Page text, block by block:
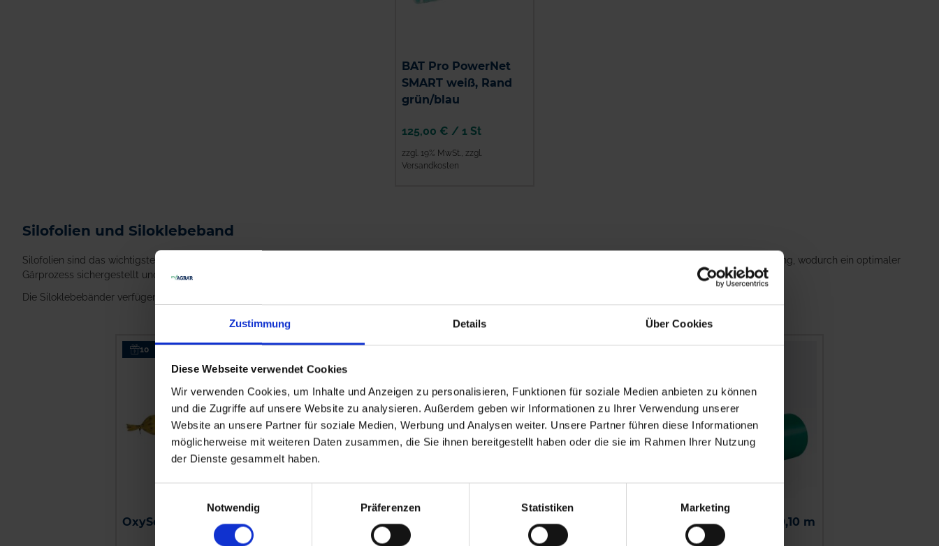
Zustimmung Details Über Cookies
Diese Webseite verwendet Cookies
Wir verwenden Cookies, um Inhalte und Anzeigen zu personalisieren, Funktionen für soziale Medien anbieten zu können
und die Zugriffe auf unsere Website zu analysieren. Außerdem geben wir Informationen zu Ihrer Verwendung unserer
Website an unsere Partner für soziale Medien, Werbung und Analysen weiter. Unsere Partner führen diese Informationen
möglicherweise mit weiteren Daten zusammen, die Sie ihnen bereitgestellt haben oder die sie im Rahmen Ihrer Nutzung
der Dienste gesammelt haben.
Notwendig
Präferenzen Statistiken Marketing
BAT Pro PowerNet
SMART weiß, Rand
grün/blau
zzgl. 19% MwSt.,zzgl.
Versandkosten
125,00 € / 1 St
Silofolien und Siloklebeband
Silofolien sind das wichtigste Material für eine erfolgreiche Silierung von Mais, Gras und GPS. Sie schützen die Silage zuverlässig vor Luft, Feuchtigkeit und UV-Strahlung, wodurch ein optimaler
Gärprozess sichergestellt und Qualitätsverluste minimiert werden.
Die Siloklebebänder verfügen über einen starken Adhäsionskleber, um Schäden an Folien optimal abzudichten und zu isolieren.
10
OxySeal Barriere-Silofolie
Siloklebeband weiß 0,10 m
Siloklebeband schwarz
0,10 m x 10 m
Siloklebeband grün 0,10 m
x 10 m